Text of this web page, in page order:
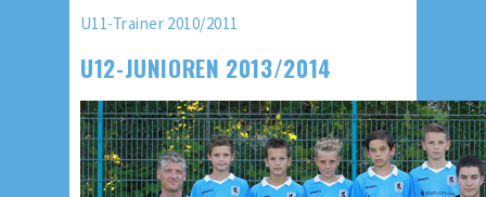
U11-Trainer 2010/2011
U12-JUNIOREN 2013/2014